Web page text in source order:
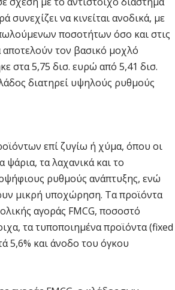
να κινείται ανοδικά, με
ποσοτήτων όσο και στις
αποτελούν τον βασικό μοχλό
στα 5,75 δισ. ευρώ από 5,41 δισ.
διατηρεί υψηλούς ρυθμούς
επί ζυγίω ή χύμα, όπου οι
ψάρια, τα λαχανικά και το
ρυθμούς ανάπτυξης, ενώ
μικρή υποχώρηση. Τα προϊόντα
αγοράς FMCG, ποσοστό
τα τυποποιημένα προϊόντα (fixed
5,6% και άνοδο του όγκου